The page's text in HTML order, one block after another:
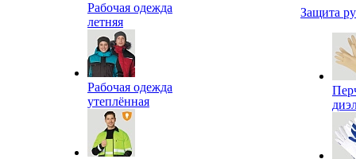
Рабочая одежда
летняя
Рабочая одежда
утеплённая
Защита